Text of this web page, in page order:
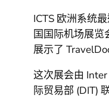
ICTS 欧洲系统
国国际机场展览
展示了
这次展会由
际贸易部 (DIT)